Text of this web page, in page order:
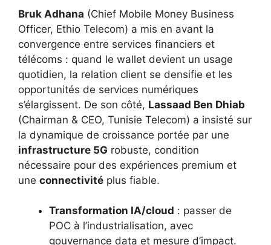
Bruk Adhana (Chief Mobile Money Business
Officer, Ethio Telecom) a mis en avant la
convergence entre services financiers et
télécoms : quand le wallet devient un usage
quotidien, la relation client se densifie et les
opportunités de services numériques
s’élargissent. De son côté, Lassaad Ben Dhiab
(Chairman & CEO, Tunisie Telecom) a insisté sur
la dynamique de croissance portée par une
infrastructure 5G robuste, condition
nécessaire pour des expériences premium et
une connectivité plus fiable.
Transformation IA/cloud : passer de
POC à l’industrialisation, avec
gouvernance data et mesure d’impact.